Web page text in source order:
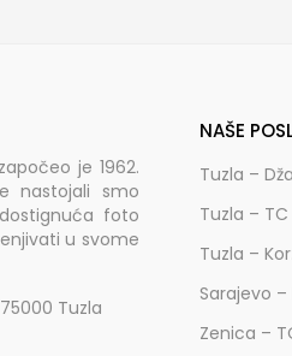
je 1962.
nastojali smo
foto
u svome
Tuzla
NAŠE
Tuzla –
Tuzla –
Tuzla –
Sarajevo –
Zenica –